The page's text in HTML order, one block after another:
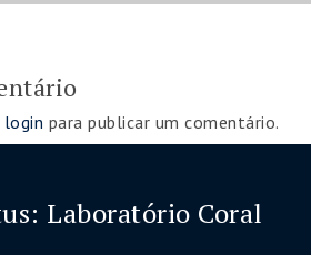
login para publicar um comentário.
Laboratório Coral